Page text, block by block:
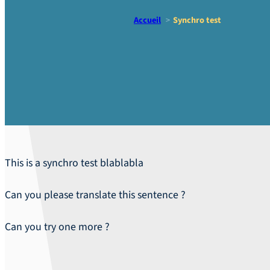
Accueil Synchro test
This is a synchro test blablabla
Can you please translate this sentence ?
Can you try one more ?